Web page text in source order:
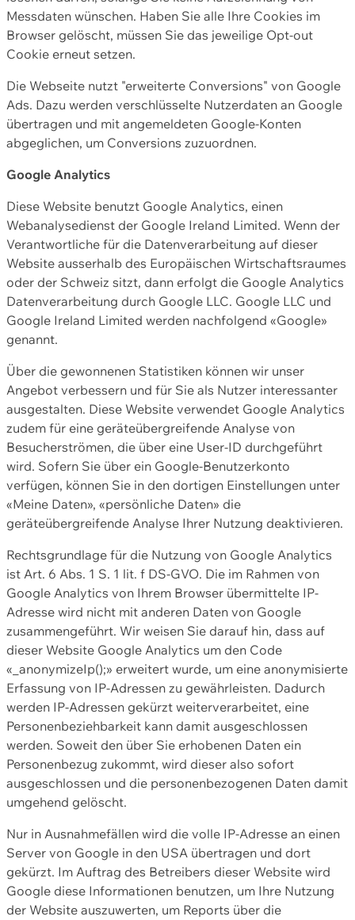
Messdaten wünschen. Haben Sie alle Ihre Cookies im
Browser gelöscht, müssen Sie das jeweilige Opt-out
Cookie erneut setzen.
Die Webseite nutzt "erweiterte Conversions" von Google
Ads. Dazu werden verschlüsselte Nutzerdaten an Google
übertragen und mit angemeldeten Google-Konten
abgeglichen, um Conversions zuzuordnen.
Google Analytics
Diese Website benutzt Google Analytics, einen
Webanalysedienst der Google Ireland Limited. Wenn der
Verantwortliche für die Datenverarbeitung auf dieser
Website ausserhalb des Europäischen Wirtschaftsraumes
oder der Schweiz sitzt, dann erfolgt die Google Analytics
Datenverarbeitung durch Google LLC. Google LLC und
Google Ireland Limited werden nachfolgend «Google»
genannt.
Über die gewonnenen Statistiken können wir unser
Angebot verbessern und für Sie als Nutzer interessanter
ausgestalten. Diese Website verwendet Google Analytics
zudem für eine geräteübergreifende Analyse von
Besucherströmen, die über eine User-ID durchgeführt
wird. Sofern Sie über ein Google-Benutzerkonto
verfügen, können Sie in den dortigen Einstellungen unter
«Meine Daten», «persönliche Daten» die
geräteübergreifende Analyse Ihrer Nutzung deaktivieren.
Rechtsgrundlage für die Nutzung von Google Analytics
ist Art. 6 Abs. 1 S. 1 lit. f DS-GVO. Die im Rahmen von
Google Analytics von Ihrem Browser übermittelte IP-
Adresse wird nicht mit anderen Daten von Google
zusammengeführt. Wir weisen Sie darauf hin, dass auf
dieser Website Google Analytics um den Code
«_anonymizeIp();» erweitert wurde, um eine anonymisierte
Erfassung von IP-Adressen zu gewährleisten. Dadurch
werden IP-Adressen gekürzt weiterverarbeitet, eine
Personenbeziehbarkeit kann damit ausgeschlossen
werden. Soweit den über Sie erhobenen Daten ein
Personenbezug zukommt, wird dieser also sofort
ausgeschlossen und die personenbezogenen Daten damit
umgehend gelöscht.
Nur in Ausnahmefällen wird die volle IP-Adresse an einen
Server von Google in den USA übertragen und dort
gekürzt. Im Auftrag des Betreibers dieser Website wird
Google diese Informationen benutzen, um Ihre Nutzung
der Website auszuwerten, um Reports über die